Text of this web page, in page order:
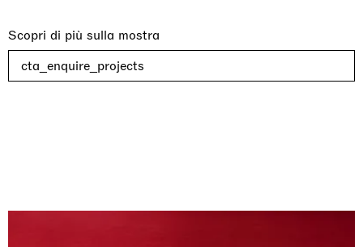
Scopri di più sulla mostra
cta_enquire_projects